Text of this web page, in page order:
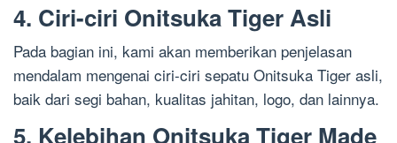
4. Ciri-ciri Onitsuka Tiger Asli
Pada bagian ini, kami akan memberikan penjelasan
mendalam mengenai ciri-ciri sepatu Onitsuka Tiger asli,
baik dari segi bahan, kualitas jahitan, logo, dan lainnya.
5. Kelebihan Onitsuka Tiger Made